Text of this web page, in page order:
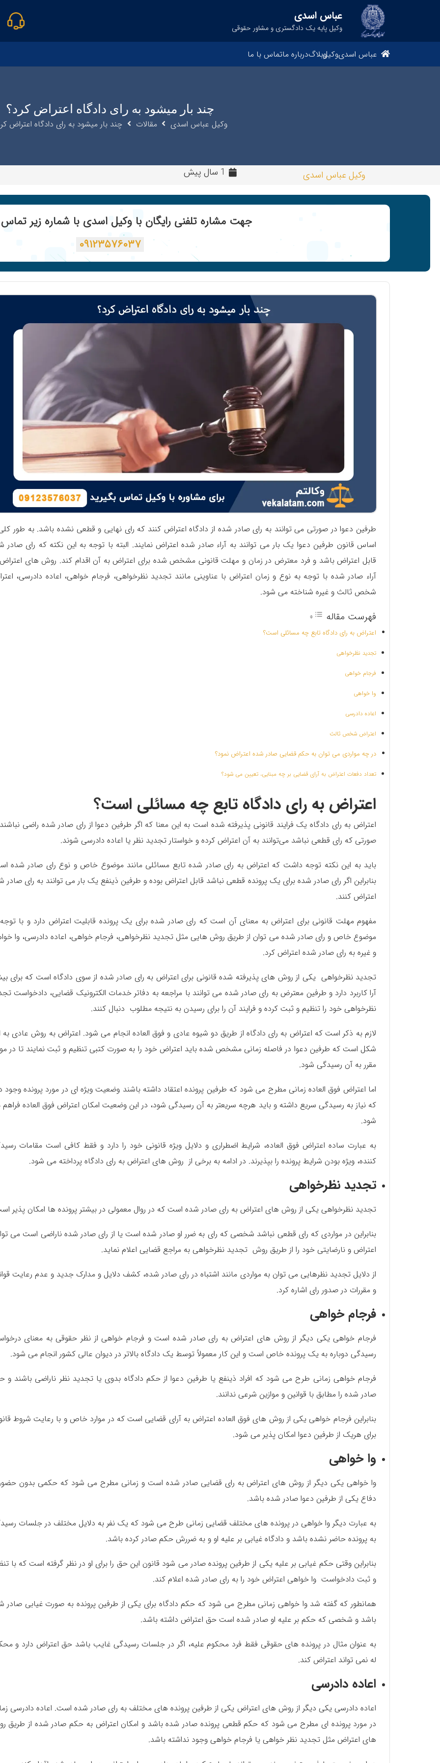
عباس اسدی
وکیل پایه یک دادگستری و مشاور حقوقی
عباس اسدیوکیلوبلاگدرباره ماتماس با ما
چند بار میشود به رای دادگاه اعتراض کرد؟
وکیل عباس اسدی مقالات چند بار میشود به رای دادگاه اعتراض
وکیل عباس اسدی 1 سال پیش
جهت مشاره تلفنی رایگان با وکیل اسدی با شماره زیر تماس
۰۹۱۲۳۵۷۶۰۳۷
طرفین دعوا در صورتی می توانند به رای صادر شده از دادگاه اعتراض کنند که رای نهایی و قطعی نشده باشد. به طور
اساس قانون طرفین دعوا یک بار می توانند به آراء صادر شده اعتراض نمایند. البته با توجه به این نکته که رای صادر
قابل اعتراض باشد و فرد معترض در زمان و مهلت قانونی مشخص شده برای اعتراض به آن اقدام کند. روش های
آراء صادر شده با توجه به نوع و زمان اعتراض با عناوینی مانند تجدید نظرخواهی، فرجام خواهی، اعاده دادرسی،
شخص ثالث و غیره شناخته می شود.
فهرست مقاله
اعتراض به رای دادگاه تابع چه مسائلی است؟
تجدید نظرخواهی
فرجام خواهی
وا خواهی
اعاده دادرسی
اعتراض شخص ثالث
در چه مواردی می توان به حکم قضایی صادر شده اعتراض نمود؟
تعداد دفعات اعتراض به آرای قضایی بر چه مبنایی، تعیین می شود؟
اعتراض به رای دادگاه تابع چه مسائلی است؟
اعتراض به رای دادگاه یک فرایند قانونی پذیرفته شده است به این معنا که اگر طرفین دعوا از رای صادر شده راضی
صورتی که رای قطعی نباشد می‌توانند به آن اعتراض کرده و خواستار تجدید نظر یا اعاده دادرسی شوند.
باید به این نکته توجه داشت که اعتراض به رای صادر شده تابع مسائلی مانند موضوع خاص و نوع رای صادر شده
بنابراین اگر رای صادر شده برای یک پرونده قطعی نباشد قابل اعتراض بوده و طرفین ذینفع یک بار می توانند به رای صادر
اعتراض کنند.
مفهوم مهلت قانونی برای اعتراض به معنای آن است که رای صادر شده برای یک پرونده قابلیت اعتراض دارد و با
موضوع خاص و رای صادر شده می توان از طریق روش هایی مثل تجدید نظرخواهی، فرجام خواهی، اعاده دادرسی، وا
و غیره به رای صادر شده اعتراض کرد.
تجدید نظرخواهی یکی از روش های پذیرفته شده قانونی برای اعتراض به رای صادر شده از سوی دادگاه است که برای
آرا کاربرد دارد و طرفین معترض به رای صادر شده می توانند با مراجعه به دفاتر خدمات الکترونیک قضایی، دادخواست
نظرخواهی خود را تنظیم و ثبت کرده و فرایند آن را برای رسیدن به نتیجه مطلوب دنبال کنند.
لازم به ذکر است که اعتراض به رای دادگاه از طریق دو شیوه عادی و فوق العاده انجام می شود. اعتراض به روش عادی به
شکل است که طرفین دعوا در فاصله زمانی مشخص شده باید اعتراض خود را به صورت کتبی تنظیم و ثبت نمایند تا در
مقرر به آن رسیدگی شود.
اما اعتراض فوق العاده زمانی مطرح می شود که طرفین پرونده اعتقاد داشته باشند وضعیت ویژه ای در مورد پرونده وجود
که نیاز به رسیدگی سریع داشته و باید هرچه سریعتر به آن رسیدگی شود، در این وضعیت امکان اعتراض فوق العاده
شود.
به عبارت ساده اعتراض فوق العاده، شرایط اضطراری و دلایل ویژه قانونی خود را دارد و فقط کافی است مقامات
کننده، ویژه بودن شرایط پرونده را بپذیرند. در ادامه به برخی از روش های اعتراض به رای دادگاه پرداخته می شود.
تجدید نظرخواهی
تجدید نظرخواهی یکی از روش های اعتراض به رای صادر شده است که در روال معمولی در بیشتر پرونده ها امکان ‌پذیر
بنابراین در مواردی که رای قطعی نباشد شخصی که رای به ضرر او صادر شده است یا از رای صادر شده ناراضی است می
اعتراض و نارضایتی خود را از طریق روش تجدید نظرخواهی به مراجع قضایی اعلام نماید.
از دلایل تجدید نظرهایی می توان به مواردی مانند اشتباه در رای صادر شده، کشف دلایل و مدارک جدید و عدم رعایت
و مقررات در صدور رای اشاره کرد.
فرجام خواهی
فرجام خواهی یکی دیگر از روش های اعتراض به رای صادر شده است و فرجام خواهی از نظر حقوقی به معنای
رسیدگی دوباره به یک پرونده خاص است و این کار معمولاً توسط یک دادگاه بالاتر در دیوان عالی کشور انجام می شود.
فرجام خواهی زمانی طرح می شود که افراد ذینفع یا طرفین دعوا از حکم دادگاه بدوی یا تجدید نظر ناراضی باشند و
صادر شده را مطابق با قوانین و موازین شرعی ندانند.
بنابراین فرجام خواهی یکی از روش های فوق العاده اعتراض به آرای قضایی است که در موارد خاص و با رعایت شروط
برای هریک از طرفین دعوا امکان پذیر می شود.
وا خواهی
وا خواهی یکی دیگر از روش های اعتراض به رای قضایی صادر شده است و زمانی مطرح می شود که حکمی بدون
دفاع یکی از طرفین دعوا صادر شده باشد.
به عبارت دیگر وا خواهی در پرونده های مختلف قضایی زمانی طرح می شود که یک نفر به دلایل مختلف در جلسات
به پرونده حاضر نشده باشد و دادگاه غیابی بر علیه او و به ضررش حکم صادر کرده باشد.
بنابراین وقتی حکم غیابی بر علیه یکی از طرفین پرونده صادر می شود قانون این حق را برای او در نظر گرفته است که با
و ثبت دادخواست وا خواهی اعتراض خود را به رای صادر شده اعلام کند.
همانطور که گفته شد وا خواهی زمانی مطرح می شود که حکم دادگاه برای یکی از طرفین پرونده به صورت غیابی صادر
باشد و شخصی که حکم بر علیه او صادر شده است حق اعتراض داشته باشد.
به عنوان مثال در پرونده های حقوقی فقط فرد محکوم علیه، اگر در جلسات رسیدگی غایب باشد حق اعتراض دارد و
له نمی تواند اعتراض کند.
اعاده دادرسی
اعاده دادرسی یکی دیگر از روش های اعتراض یکی از طرفین پرونده های مختلف به رای صادر شده است. اعاده دادرسی
در مورد پرونده ای مطرح می شود که حکم قطعی پرونده صادر شده باشد و امکان اعتراض به حکم صادر شده از طریق
های اعتراض مثل تجدید نظر خواهی یا فرجام خواهی وجود نداشته باشد.